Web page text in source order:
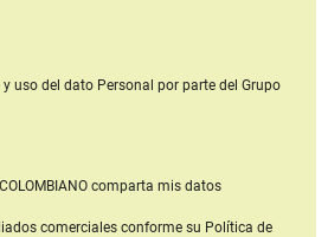
uso del dato Personal por parte del Grupo
comparta mis datos
comerciales conforme su Política de